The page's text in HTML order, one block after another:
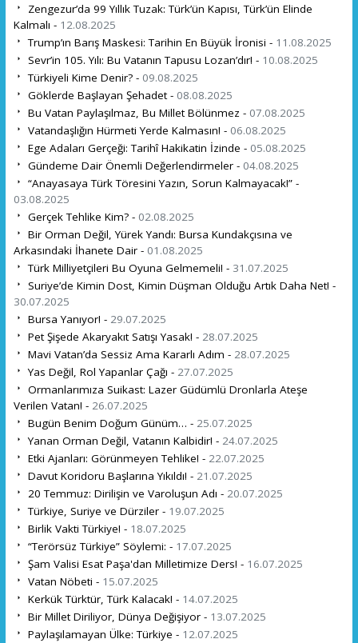
Zengezur’da 99 Yıllık Tuzak: Türk’ün Kapısı, Türk’ün Elinde
Kalmalı - 12.08.2025
Trump’ın Barış Maskesi: Tarihin En Büyük İronisi - 11.08.2025
Sevr’in 105. Yılı: Bu Vatanın Tapusu Lozan’dır! - 10.08.2025
Türkiyeli Kime Denir? - 09.08.2025
Göklerde Başlayan Şehadet - 08.08.2025
Bu Vatan Paylaşılmaz, Bu Millet Bölünmez - 07.08.2025
Vatandaşlığın Hürmeti Yerde Kalmasın! - 06.08.2025
Ege Adaları Gerçeği: Tarihî Hakikatin İzinde - 05.08.2025
Gündeme Dair Önemli Değerlendirmeler - 04.08.2025
“Anayasaya Türk Töresini Yazın, Sorun Kalmayacak!” -
03.08.2025
Gerçek Tehlike Kim? - 02.08.2025
Bir Orman Değil, Yürek Yandı: Bursa Kundakçısına ve
Arkasındaki İhanete Dair - 01.08.2025
Türk Milliyetçileri Bu Oyuna Gelmemeli! - 31.07.2025
Suriye’de Kimin Dost, Kimin Düşman Olduğu Artık Daha Net! -
30.07.2025
Bursa Yanıyor! - 29.07.2025
Pet Şişede Akaryakıt Satışı Yasak! - 28.07.2025
Mavi Vatan’da Sessiz Ama Kararlı Adım - 28.07.2025
Yas Değil, Rol Yapanlar Çağı - 27.07.2025
Ormanlarımıza Suikast: Lazer Güdümlü Dronlarla Ateşe
Verilen Vatan! - 26.07.2025
Bugün Benim Doğum Günüm… - 25.07.2025
Yanan Orman Değil, Vatanın Kalbidir! - 24.07.2025
Etki Ajanları: Görünmeyen Tehlike! - 22.07.2025
Davut Koridoru Başlarına Yıkıldı! - 21.07.2025
20 Temmuz: Dirilişin ve Varoluşun Adı - 20.07.2025
Türkiye, Suriye ve Dürziler - 19.07.2025
Birlik Vakti Türkiye! - 18.07.2025
“Terörsüz Türkiye” Söylemi: - 17.07.2025
Şam Valisi Esat Paşa'dan Milletimize Ders! - 16.07.2025
Vatan Nöbeti - 15.07.2025
Kerkük Türktür, Türk Kalacak! - 14.07.2025
Bir Millet Diriliyor, Dünya Değişiyor - 13.07.2025
Paylaşılamayan Ülke: Türkiye - 12.07.2025